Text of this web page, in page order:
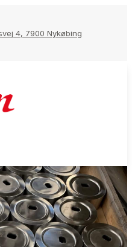
4, 7900 Nykøbing